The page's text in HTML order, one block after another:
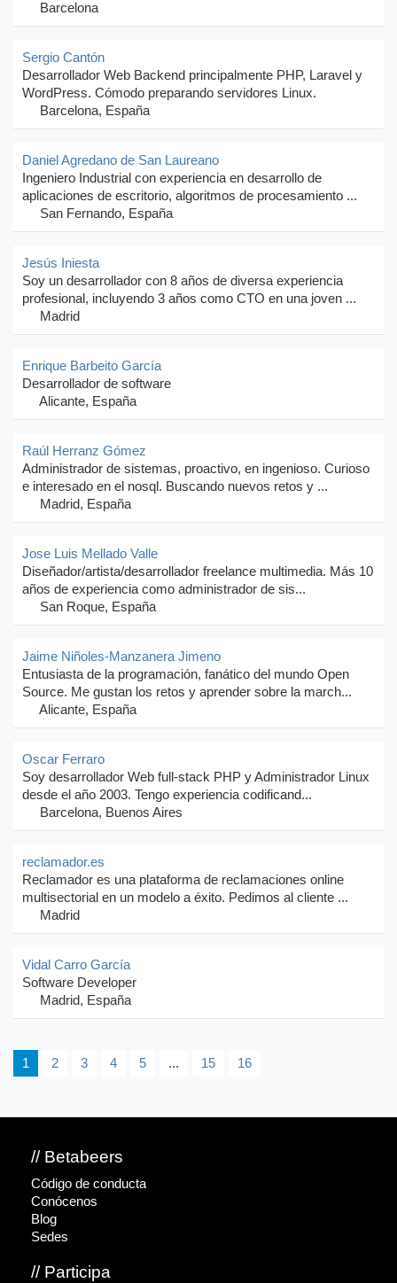
Barcelona
Sergio Cantón
Desarrollador Web Backend principalmente PHP, Laravel y
WordPress. Cómodo preparando servidores Linux.
Barcelona, España
Daniel Agredano de San Laureano
Ingeniero Industrial con experiencia en desarrollo de
aplicaciones de escritorio, algoritmos de procesamiento ...
San Fernando, España
Jesús Iniesta
Soy un desarrollador con 8 años de diversa experiencia
profesional, incluyendo 3 años como CTO en una joven ...
Madrid
Enrique Barbeito García
Desarrollador de software
Alicante, España
Raúl Herranz Gómez
Administrador de sistemas, proactivo, en ingenioso. Curioso
e interesado en el nosql. Buscando nuevos retos y ...
Madrid, España
Jose Luis Mellado Valle
Diseñador/artista/desarrollador freelance multimedia. Más 10
años de experiencia como administrador de sis...
San Roque, España
Jaime Niñoles-Manzanera Jimeno
Entusiasta de la programación, fanático del mundo Open
Source. Me gustan los retos y aprender sobre la march...
Alicante, España
Oscar Ferraro
Soy desarrollador Web full-stack PHP y Administrador Linux
desde el año 2003. Tengo experiencia codificand...
Barcelona, Buenos Aires
reclamador.es
Reclamador es una plataforma de reclamaciones online
multisectorial en un modelo a éxito. Pedimos al cliente ...
Madrid
Vidal Carro García
Software Developer
Madrid, España
1 2 3 4 5 ... 15 16
// Betabeers
Código de conducta
Conócenos
Blog
Sedes
// Participa